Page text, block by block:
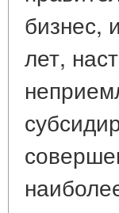
бизнес,
лет,